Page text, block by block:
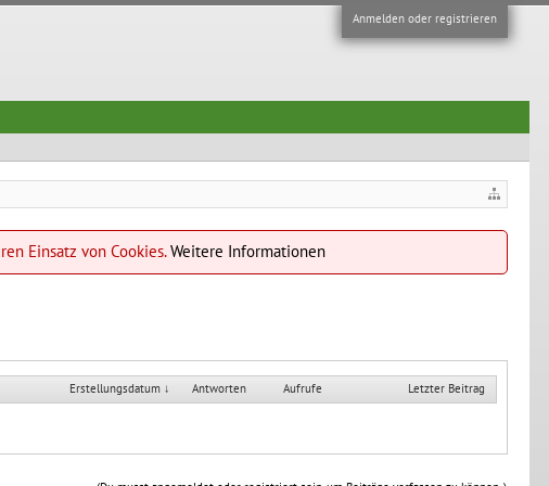
Anmelden oder registrieren
Einsatz von Cookies.Weitere Informationen
Erstellungsdatum ↓ Antworten Aufrufe Letzter Beitrag